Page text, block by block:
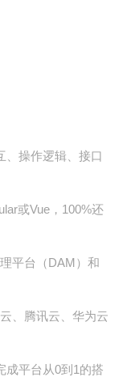
、操作逻辑、接口
或Vue，100%还
平台（DAM）和
、腾讯云、华为云
成平台从0到1的搭